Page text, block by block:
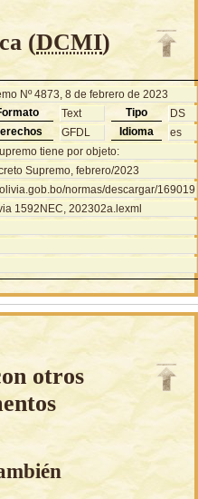
(DCMI)
Nº 4873, 8 de febrero de 2023
Text Tipo
DS
GFDL Idioma
es
tiene por objeto:
Supremo, febrero/2023
normas/descargar/169019
1592NEC, 202302a.lexml
otros